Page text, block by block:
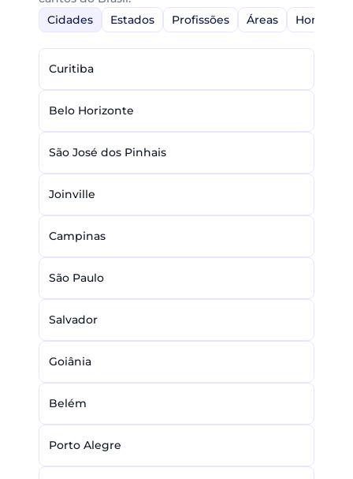
Cidades
Estados Profissões Áreas Home-
Curitiba
Belo Horizonte
São José dos Pinhais
Joinville
Campinas
São Paulo
Salvador
Goiânia
Belém
Porto Alegre